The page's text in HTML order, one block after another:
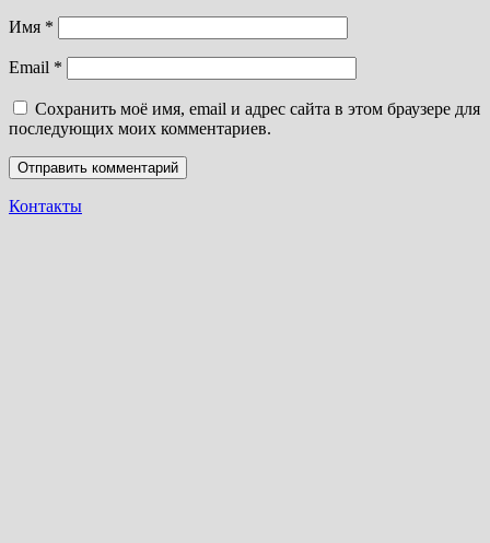
Имя *
Email *
Сохранить моё имя, email и адрес сайта в этом браузере для
последующих моих комментариев.
Контакты